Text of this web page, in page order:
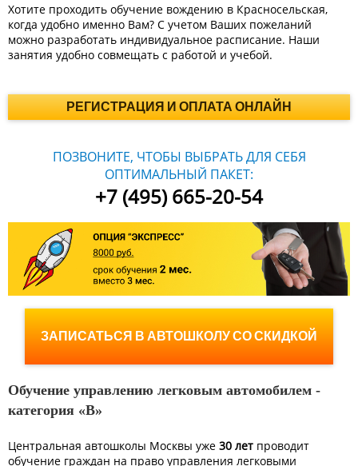
Хотите проходить обучение вождению в Красносельская,
когда удобно именно Вам? С учетом Ваших пожеланий
можно разработать индивидуальное расписание. Наши
занятия удобно совмещать с работой и учебой.
РЕГИСТРАЦИЯ И ОПЛАТА ОНЛАЙН
ПОЗВОНИТЕ, ЧТОБЫ ВЫБРАТЬ ДЛЯ СЕБЯ
ОПТИМАЛЬНЫЙ ПАКЕТ:
+7 (495) 665-20-54
ЗАПИСАТЬСЯ В АВТОШКОЛУ СО СКИДКОЙ
Обучение управлению легковым автомобилем -
категория «B»
Центральная автошколы Москвы уже 30 лет проводит
обучение граждан на право управления легковыми